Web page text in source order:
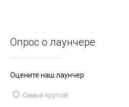
Опрос о лаунчере
Оцените наш лаунчер
Самый крутой!